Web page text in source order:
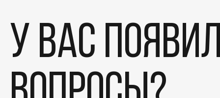
У вас